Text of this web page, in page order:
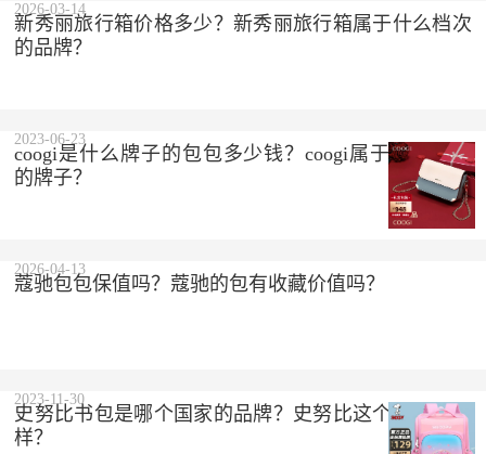
新秀丽旅行箱价格多少？新秀丽旅行箱属于什么档次
的品牌？
2026-03-14
coogi是什么牌子的包包多少钱？coogi属于什么档次
的牌子？
2023-06-23
蔻驰包包保值吗？蔻驰的包有收藏价值吗？
2026-04-13
史努比书包是哪个国家的品牌？史努比这个品牌怎么
样？
2023-11-30